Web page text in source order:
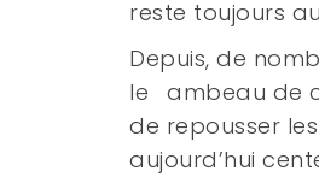
reste toujours
Depuis, de
le ambeau de
de repousser
aujourd’hui